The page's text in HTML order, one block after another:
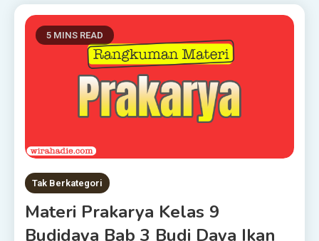
5 MINS READ
Tak Berkategori
Materi Prakarya Kelas 9
Budidaya Bab 3 Budi Daya Ikan